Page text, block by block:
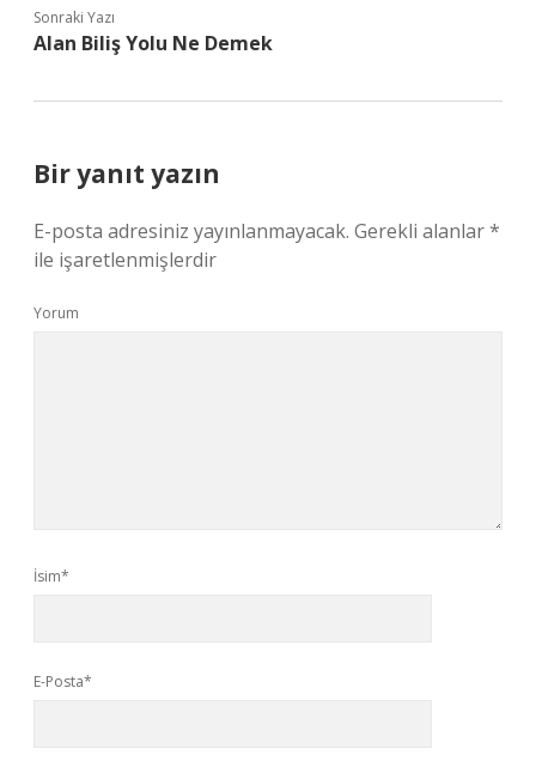
Sonraki Yazı
Alan Biliş Yolu Ne Demek
Bir yanıt yazın
E-posta adresiniz yayınlanmayacak. Gerekli alanlar*
ile işaretlenmişlerdir
Yorum
İsim*
E-Posta*